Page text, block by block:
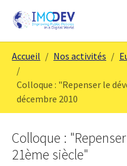
Accueil Nos activités
Colloque : "Repenser le
décembre 2010
Colloque :
21ème siècle"